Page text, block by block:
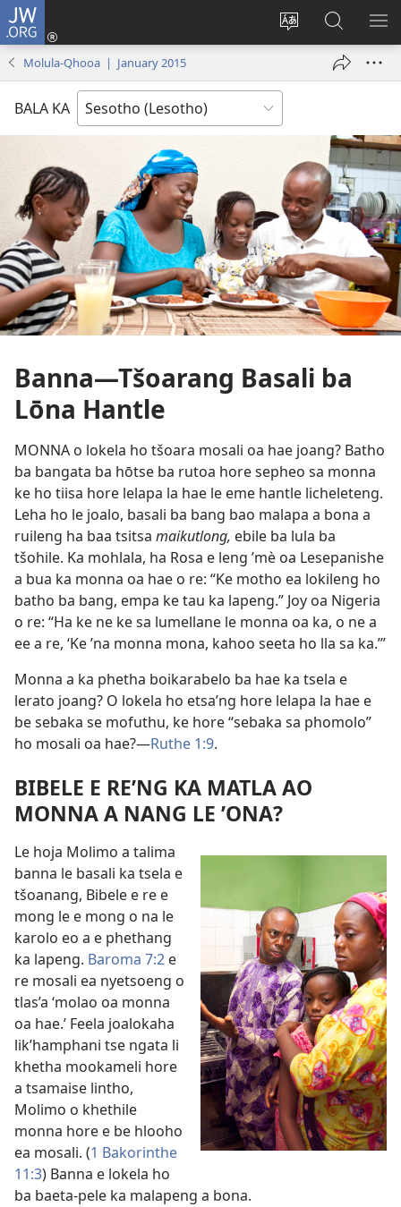
JW.ORG
Fetola
Kena
(opens
Batla
JW.ORG/
Molula-Qhooa | January 2015
BALA KA
Banna—Tšoarang Basali ba
Lōna Hantle
MONNA o lokela ho tšoara mosali oa hae joang? Batho
ba bangata ba hōtse ba rutoa hore sepheo sa monna
ke ho tiisa hore lelapa la hae le eme hantle licheleteng.
Leha ho le joalo, basali ba bang bao malapa a bona a
ruileng ha baa tsitsa maikutlong, ebile ba lula ba
tšohile. Ka mohlala, ha Rosa e leng ’mè oa Lesepanishe
a bua ka monna oa hae o re: “Ke motho ea lokileng ho
batho ba bang, empa ke tau ka lapeng.” Joy oa Nigeria
o re: “Ha ke ne ke sa lumellane le monna oa ka, o ne a
ee a re, ‘Ke ’na monna mona, kahoo seeta ho lla sa ka.’”
Monna a ka phetha boikarabelo ba hae ka tsela e
lerato joang? O lokela ho etsa’ng hore lelapa la hae e
be sebaka se mofuthu, ke hore “sebaka sa phomolo”
ho mosali oa hae?—Ruthe 1:9.
BIBELE E RE’NG KA MATLA AO
MONNA A NANG LE ’ONA?
Le hoja Molimo a talima
banna le basali ka tsela e
tšoanang, Bibele e re e
mong le e mong o na le
karolo eo a e phethang
ka lapeng. Baroma 7:2 e
re mosali ea nyetsoeng o
tlas’a ‘molao oa monna
oa hae.’ Feela joalokaha
lik’hamphani tse ngata li
khetha mookameli hore
a tsamaise lintho,
Molimo o khethile
monna hore e be hlooho
ea mosali. (1 Bakorinthe
11:3) Banna e lokela ho
ba baeta-pele ka malapeng a bona.